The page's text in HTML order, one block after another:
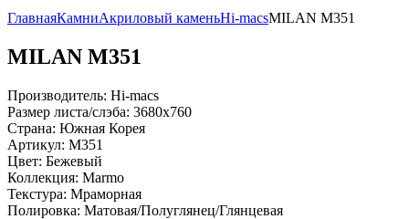
ГлавнаяКамниАкриловый каменьHi-macsMILAN М351
MILAN М351
Производитель: Hi-macs
Размер листа/слэба: 3680х760
Страна: Южная Корея
Артикул: М351
Цвет: Бежевый
Коллекция: Marmo
Текстура: Мраморная
Полировка: Матовая/Полуглянец/Глянцевая